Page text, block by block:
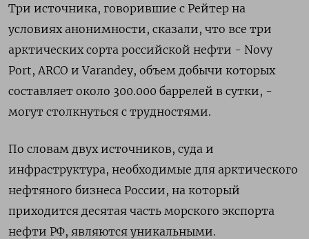
Три источника, говорившие с Рейтер на
условиях анонимности, сказали, что все три
арктических сорта российской нефти - Novy
Port, ARCO и Varandey, объем добычи которых
составляет около 300.000 баррелей в сутки, -
могут столкнуться с трудностями.
По словам двух источников, суда и
инфраструктура, необходимые для арктического
нефтяного бизнеса России, на который
приходится десятая часть морского экспорта
нефти РФ, являются уникальными.